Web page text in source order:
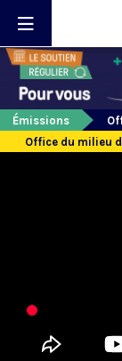
Émissions
Office du milieu